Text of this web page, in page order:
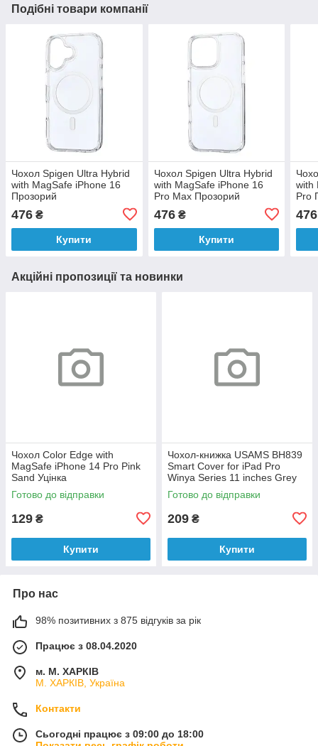
Подібні товари компанії
Чохол Spigen Ultra Hybrid
with MagSafe iPhone 16
Прозорий
476 ₴
Купити
Чохол Spigen Ultra Hybrid
with MagSafe iPhone 16
Pro Max Прозорий
476₴
Купити
with
Pro
476
Акційні пропозиції та новинки
Чохол Color Edge with
MagSafe iPhone 14 Pro Pink
Sand Уцінка
Готово до відправки
129 ₴
Купити
Чохол-книжка USAMS BH839
Smart Cover for iPad Pro
Winya Series 11 inches Grey
Уцінка
Готово до відправки
209 ₴
Купити
Про нас
98% позитивних з 875 відгуків за рік
Працює з 08.04.2020
м. М. ХАРКІВ
М. ХАРКІВ, Україна
Контакти
Сьогодні працює з 09:00 до 18:00